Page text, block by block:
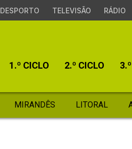
DESPORTO TELEVISÃO RÁDIO
1.º CICLO 2.º CICLO
MIRANDÊS LITORAL